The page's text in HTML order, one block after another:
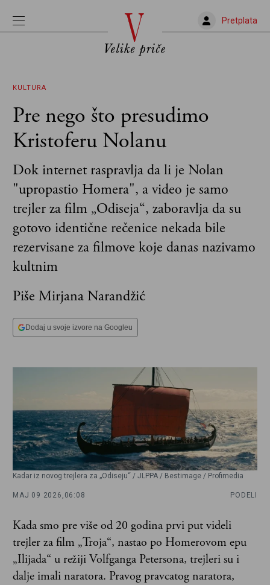
Pretplata
KULTURA
Pre nego što presudimo
Kristoferu Nolanu
Dok internet raspravlja da li je Nolan
"upropastio Homera", a video je samo
trejler za film „Odiseja“, zaboravlja da su
gotovo identične rečenice nekada bile
rezervisane za filmove koje danas nazivamo
kultnim
Piše Mirjana Narandžić
Dodaj u svoje izvore na Googleu
Kadar iz novog trejlera za „Odiseju“ / JLPPA / Bestimage / Profimedia
MAJ 09 2026, 06:08 PODELI
Kada smo pre više od 20 godina prvi put videli
trejler za film „Troja“, nastao po Homerovom epu
„Ilijada“ u režiji Volfganga Petersona, trejleri su i
dalje imali naratora. Pravog pravcatog naratora,